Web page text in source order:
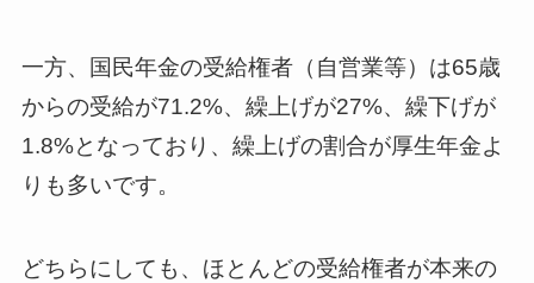
一方、国民年金の受給権者（自営業等）は65歳
からの受給が71.2%、繰上げが27%、繰下げが
1.8%となっており、繰上げの割合が厚生年金よ
りも多いです。
どちらにしても、ほとんどの受給権者が本来の